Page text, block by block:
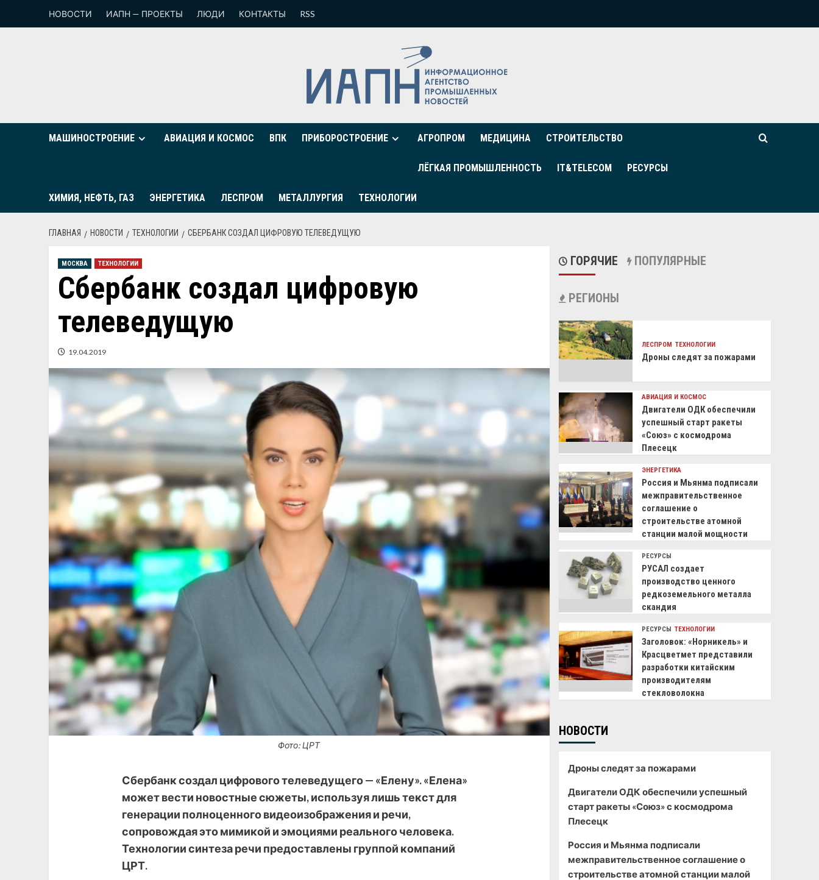
НОВОСТИ ИАПН — ПРОЕКТЫ ЛЮДИ КОНТАКТЫ RSS
МАШИНОСТРОЕНИЕ АВИАЦИЯ И КОСМОС ВПК ПРИБОРОСТРОЕНИЕ АГРОПРОМ МЕДИЦИНА СТРОИТЕЛЬСТВО
ЛЁГКАЯ ПРОМЫШЛЕННОСТЬ IT&TELECOM РЕСУРСЫ
ХИМИЯ, НЕФТЬ, ГАЗ ЭНЕРГЕТИКА ЛЕСПРОМ МЕТАЛЛУРГИЯ ТЕХНОЛОГИИ
ГЛАВНАЯ НОВОСТИ ТЕХНОЛОГИИ СБЕРБАНК СОЗДАЛ ЦИФРОВУЮ ТЕЛЕВЕДУЩУЮ
МОСКВА ТЕХНОЛОГИИ
Сбербанк создал цифровую
телеведущую
19.04.2019
Фото: ЦРТ
Сбербанк создал цифрового телеведущего — «Елену». «Елена»
может вести новостные сюжеты, используя лишь текст для
генерации полноценного видеоизображения и речи,
сопровождая это мимикой и эмоциями реального человека.
Технологии синтеза речи предоставлены группой компаний
ЦРТ.
ГОРЯЧИЕ ПОПУЛЯРНЫЕ
РЕГИОНЫ
ЛЕСПРОМ ТЕХНОЛОГИИ
Дроны следят за пожарами
АВИАЦИЯ И КОСМОС
Двигатели ОДК обеспечили
успешный старт ракеты
«Союз» с космодрома
Плесецк
ЭНЕРГЕТИКА
Россия и Мьянма подписали
межправительственное
соглашение о
строительстве атомной
станции малой мощности
РЕСУРСЫ
РУСАЛ создает
производство ценного
редкоземельного металла
скандия
РЕСУРСЫ ТЕХНОЛОГИИ
Заголовок: «Норникель» и
Красцветмет представили
разработки китайским
производителям
стекловолокна
НОВОСТИ
Дроны следят за пожарами
Двигатели ОДК обеспечили успешный
старт ракеты «Союз» с космодрома
Плесецк
Россия и Мьянма подписали
межправительственное соглашение о
строительстве атомной станции малой